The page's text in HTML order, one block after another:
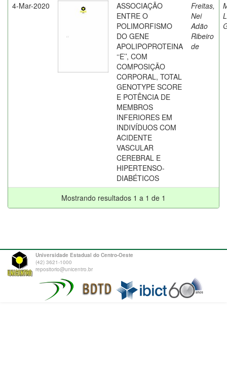
4-Mar-2020
ASSOCIAÇÃO
ENTRE O
POLIMORFISMO
DO GENE
APOLIPOPROTEINA
‘‘E’’, COM
COMPOSIÇÃO
CORPORAL, TOTAL
GENOTYPE SCORE
E POTÊNCIA DE
MEMBROS
INFERIORES EM
INDIVÍDUOS COM
ACIDENTE
VASCULAR
CEREBRAL E
HIPERTENSO-
DIABÉTICOS
Freitas,
Nei
Adão
Ribeiro
de
Mostrando resultados 1 a 1 de 1
Universidade Estadual do Centro-Oeste
(42) 3621-1000
repositorio@unicentro.br